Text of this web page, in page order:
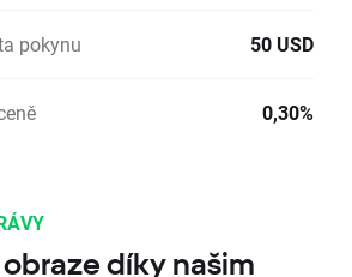
pokynu 50 USD
0,30%
díky našim